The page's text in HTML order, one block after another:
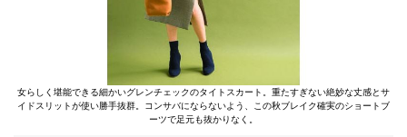
女らしく堪能できる細かいグレンチェックのタイトスカート。重たすぎない絶妙な丈感とサ
イドスリットが使い勝手抜群。コンサバにならないよう、この秋ブレイク確実のショートブ
ーツで足元も抜かりなく。